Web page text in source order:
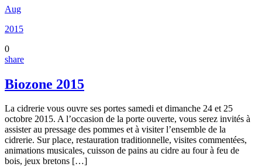
Aug
2015
0
share
Biozone 2015
La cidrerie vous ouvre ses portes samedi et dimanche 24 et 25
octobre 2015. A l’occasion de la porte ouverte, vous serez invités à
assister au pressage des pommes et à visiter l’ensemble de la
cidrerie. Sur place, restauration traditionnelle, visites commentées,
animations musicales, cuisson de pains au cidre au four à feu de
bois, jeux bretons […]